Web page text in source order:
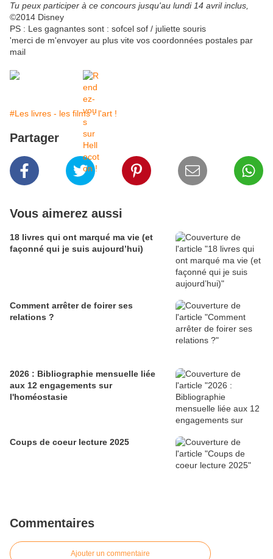
Tu peux participer à ce concours jusqu'au lundi 14 avril inclus,
©2014 Disney
PS : Les gagnantes sont : sofcel sof / juliette souris
'merci de m'envoyer au plus vite vos coordonnées postales par
mail
#Les livres - les films - l'art !
Partager
Vous aimerez aussi
18 livres qui ont marqué ma vie (et
façonné qui je suis aujourd’hui)
Comment arrêter de foirer ses
relations ?
2026 : Bibliographie mensuelle liée
aux 12 engagements sur
l'homéostasie
Coups de coeur lecture 2025
Commentaires
Ajouter un commentaire